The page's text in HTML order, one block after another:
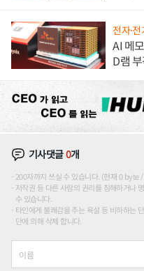
전자·
AI 메
D램
기사댓글0개
200자까지 쓰실 수 있습니다. (현재 0 byte
저작권 등 다른 사람의 권리를 침해하거나
수 있습니다.
타인에게 불쾌감을 주는 욕설 등 비하하는
단에 의해 삭제 합니다.